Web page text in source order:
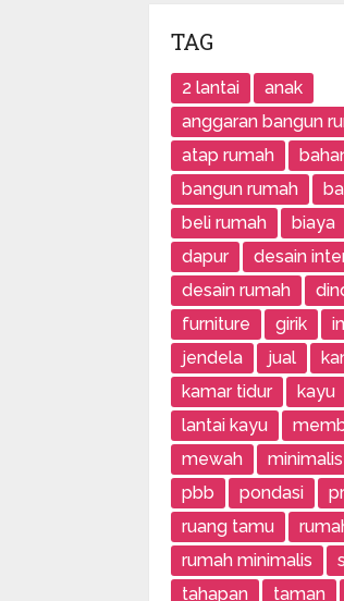
TAG
2 lantai
anak
anggaran bangun
atap rumah
bangun rumah
beli rumah
biaya
dapur
desain
desain rumah
furniture
girik
jendela
jual
kamar tidur
kayu
lantai kayu
mewah
minimalis
pbb
pondasi
ruang tamu
rumah minimalis
tahapan
taman